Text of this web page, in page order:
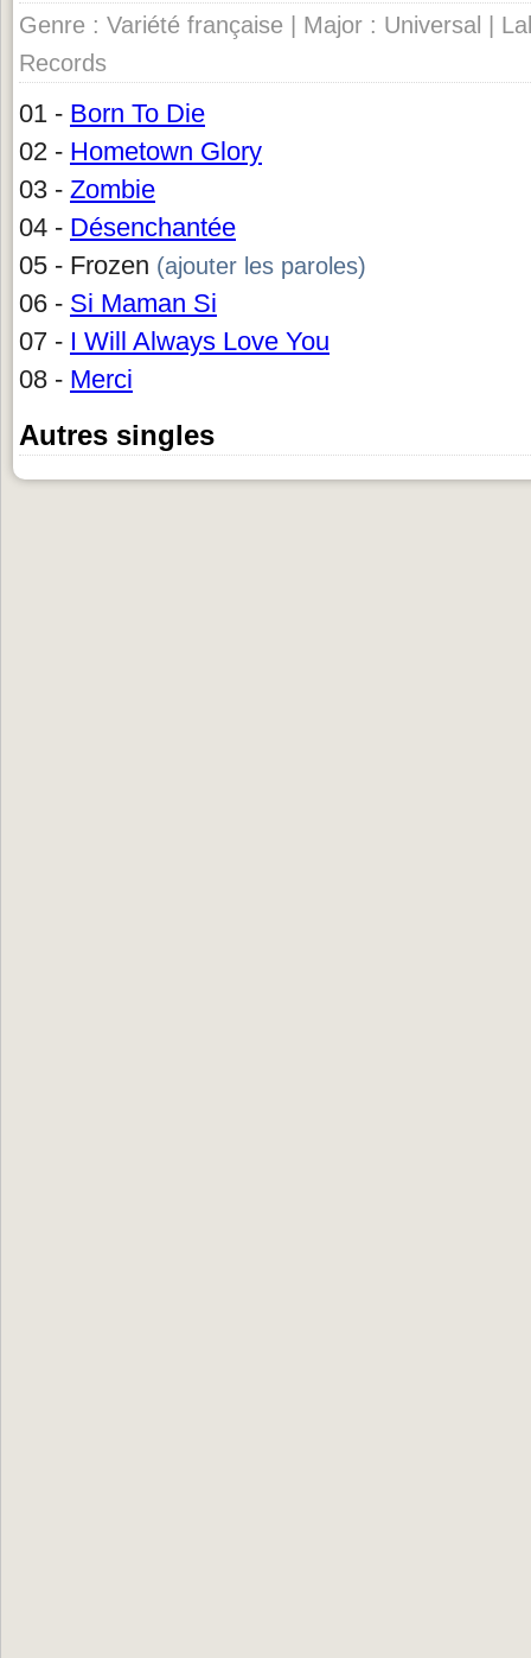
Genre : Variété française | Major : Universal |
Records
01 - Born To Die
02 - Hometown Glory
03 - Zombie
04 - Désenchantée
05 - Frozen (ajouter les paroles)
06 - Si Maman Si
07 - I Will Always Love You
08 - Merci
Autres singles